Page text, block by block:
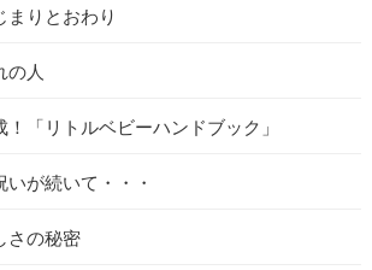
まりとおわり
の人
！「リトルベビーハンドブック」
いが続いて・・・
さの秘密